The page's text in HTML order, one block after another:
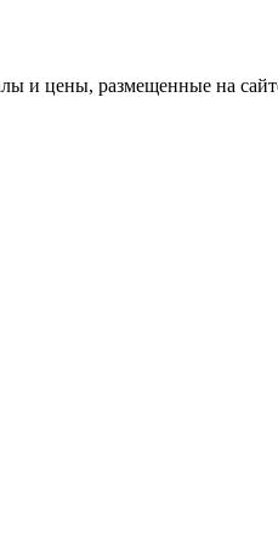
и цены, размещенные на